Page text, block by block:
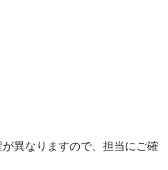
異なりますので、担当にご確